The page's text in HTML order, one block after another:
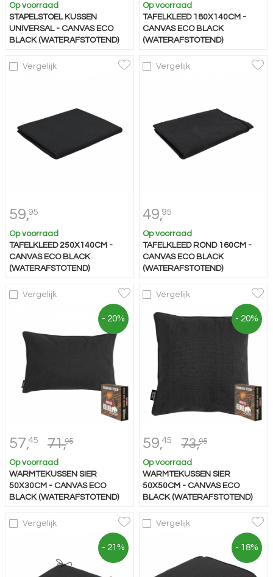
Op voorraad
STAPELSTOEL KUSSEN
UNIVERSAL - CANVAS ECO
BLACK (WATERAFSTOTEND)
Op voorraad
TAFELKLEED 180X140CM -
CANVAS ECO BLACK
(WATERAFSTOTEND)
Vergelijk
59,95
Op voorraad
TAFELKLEED 250X140CM -
CANVAS ECO BLACK
(WATERAFSTOTEND)
Vergelijk
49,95
Op voorraad
TAFELKLEED ROND 160CM -
CANVAS ECO BLACK
(WATERAFSTOTEND)
Vergelijk
- 20%
57,45 71,95
Op voorraad
WARMTEKUSSEN SIER
50X30CM - CANVAS ECO
BLACK (WATERAFSTOTEND)
Vergelijk
- 20%
59,45 73,95
Op voorraad
WARMTEKUSSEN SIER
50X50CM - CANVAS ECO
BLACK (WATERAFSTOTEND)
Vergelijk
- 21%
Vergelijk
- 18%